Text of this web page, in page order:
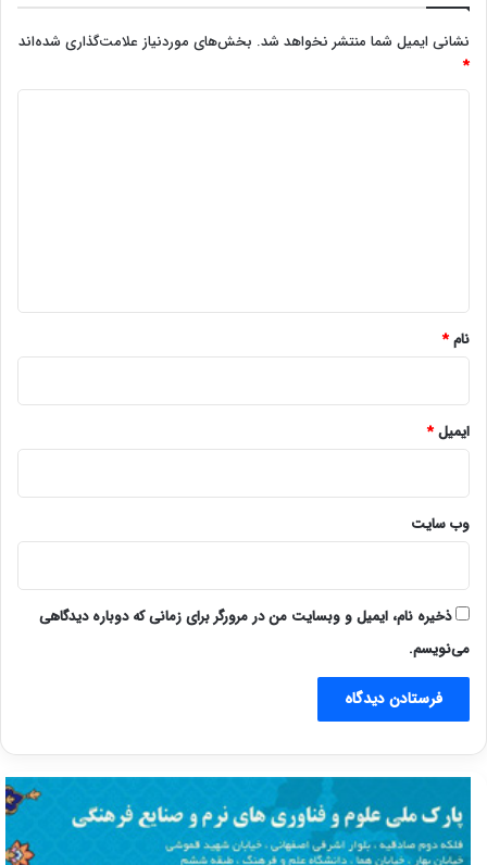
نشانی ایمیل شما منتشر نخواهد شد. بخش‌های موردنیاز علامت‌گذاری شده‌اند
*
نام*
ایمیل*
وب‌ سایت
ذخیره نام، ایمیل و وبسایت من در مرورگر برای زمانی که دوباره دیدگاهی
می‌نویسم.